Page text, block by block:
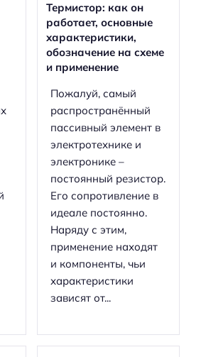
Термистор: как он
работает, основные
характеристики,
обозначение на схеме
и применение
Пожалуй, самый
распространённый
пассивный элемент в
электротехнике и
электронике –
постоянный резистор.
Его сопротивление в
идеале постоянно.
Наряду с этим,
применение находят
и компоненты, чьи
характеристики
зависят от...